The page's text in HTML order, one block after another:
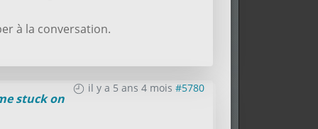
à la conversation.
il y a 5 ans 4 mois #5780
stuck on